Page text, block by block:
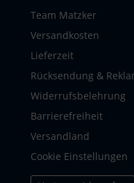
Team Matzker
Versandkosten
Lieferzeit
Rücksendung &
Widerrufsbelehrung
Barrierefreiheit
Versandland
Cookie Einstellungen